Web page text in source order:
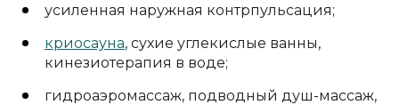
усиленная наружная контрпульсация;
криосауна, сухие углекислые ванны,
кинезиотерапия в воде;
гидроаэромассаж, подводный душ-массаж,